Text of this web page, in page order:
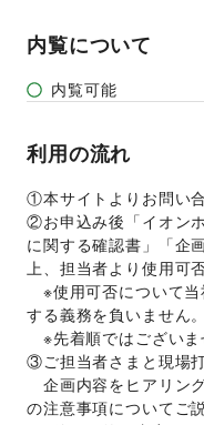
その他エンタメ・
内覧について
内覧可能
利用の流れ
①本サイトよりお問い
②お申込み後「イオン
に関する確認書」「企
上、担当者より使用可
※使用可否について
する義務を負いません。
※先着順ではございま
③ご担当者さまと現場
企画内容をヒアリン
の注意事項についてご